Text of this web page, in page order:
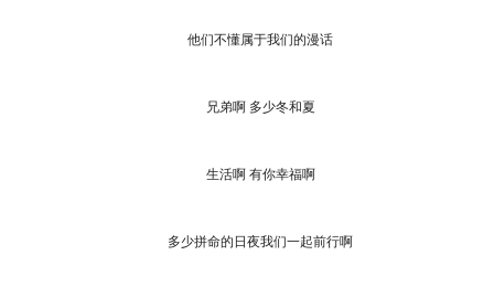
他们不懂属于我们的漫话
兄弟啊 多少冬和夏
生活啊 有你幸福啊
多少拼命的日夜我们一起前行啊